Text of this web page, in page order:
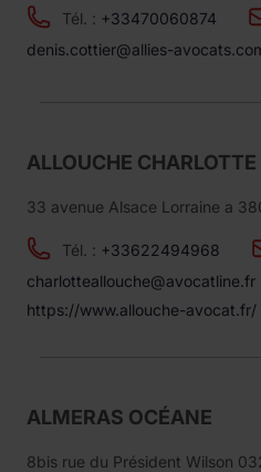
Tél. : +33470060874
denis.cottier@allies-
ALLOUCHE CHARLOTTE
33 avenue Alsace Lorraine a
Tél. : +33622494968
charlotteallouche@avocatline.fr
https://www.allouche-avocat.fr/
ALMERAS OCÉANE
8bis rue du Président Wilson